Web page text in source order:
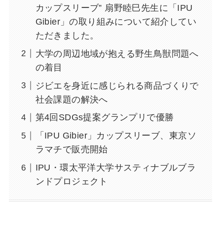
カップスリーブ” 扇野睦⺒先⽣に「IPU
Gibier」の取り組みについて紹介してい
ただきました。
⼤学の周辺地域が抱える野⽣⿃獣問題へ
の着⽬
ジビエを⾝近に感じられる商品づくりで
社会課題の解決へ
第4回SDGs提案グランプリで優勝
「IPU Gibier」カップスリーブ、東京ソ
ラマチで販売開始
IPU・環太平洋⼤学サスティナブルブラ
ンドプロジェクト